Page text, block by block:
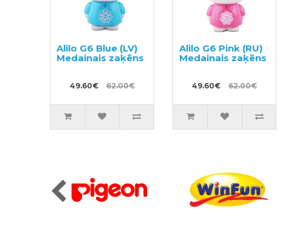
Alilo G6 Blue (LV)
Medainais zaķēns
49.60€ 62.00€
Alilo G6 Pink (RU)
Medainais zaķēns
49.60€ 62.00€